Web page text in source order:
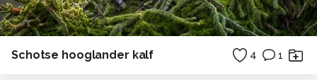
Schotse hooglander kalf 4 1